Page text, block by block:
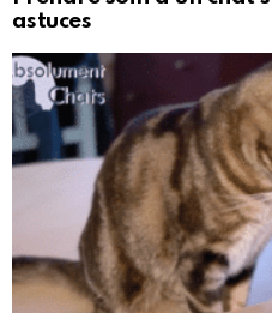
astuces